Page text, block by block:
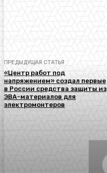
ПРЕДЫДУЩАЯ СТАТЬЯ
«Центр работ под
напряжением» создал первые
в России средства защиты из
ЭВА-материалов для
электромонтеров